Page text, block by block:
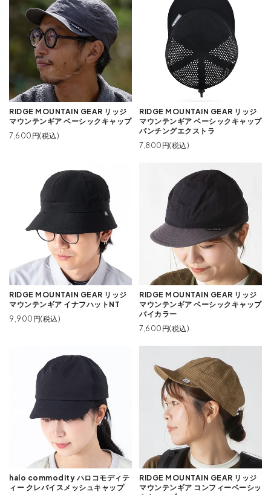
RIDGE MOUNTAIN GEAR リッジ
マウンテンギア ベーシックキャップ
7,600円(税込)
RIDGE MOUNTAIN GEAR リッジ
マウンテンギア ベーシックキャップ
パンチングエクストラ
7,800円(税込)
RIDGE MOUNTAIN GEAR リッジ
マウンテンギア イナフハットNT
9,900円(税込)
RIDGE MOUNTAIN GEAR リッジ
マウンテンギア ベーシックキャップ
バイカラー
7,600円(税込)
halo commodity ハロコモディテ
ィー クレバイスメッシュキャップ
RIDGE MOUNTAIN GEAR リッジ
マウンテンギア コンフィーベーシッ